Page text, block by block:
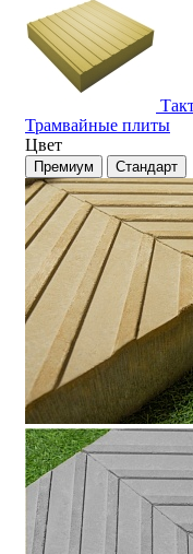
Трамвайные плиты
Цвет
Премиум Стандарт